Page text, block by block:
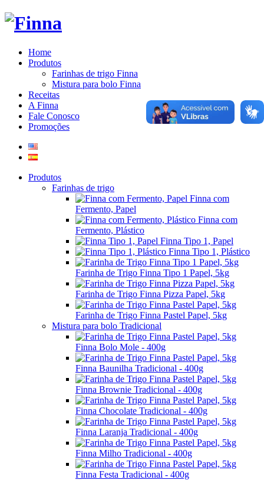
Home
Produtos
Farinhas de trigo Finna
Mistura para bolo Finna
Receitas
A Finna
Fale Conosco
Promoções
Produtos
Farinhas de trigo
Finna com
Fermento, Papel
Finna com
Fermento, Plástico
Finna Tipo 1, Papel
Finna Tipo 1, Plástico
Farinha de Trigo Finna Tipo 1 Papel, 5kg
Farinha de Trigo Finna Pizza Papel, 5kg
Farinha de Trigo Finna Pastel Papel, 5kg
Mistura para bolo Tradicional
Finna Bolo Mole - 400g
Finna Baunilha Tradicional - 400g
Finna Brownie Tradicional - 400g
Finna Chocolate Tradicional - 400g
Finna Laranja Tradicional - 400g
Finna Milho Tradicional - 400g
Finna Festa Tradicional - 400g